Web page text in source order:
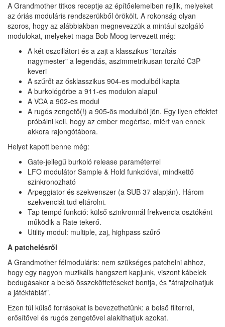
A Grandmother titkos receptje az építőelemeiben rejlik, melyeket
az óriás moduláris rendszerükből örökölt. A rokonság olyan
szoros, hogy az alábbiakban megnevezzük a mintául szolgáló
modulokat, melyeket maga Bob Moog tervezett még:
A két oszcillátort és a zajt a klasszikus "torzítás
nagymester" a legendás, aszimmetrikusan torzító C3P
keveri
A szűrőt az ősklasszikus 904-es modulból kapta
A burkológörbe a 911-es modulon alapul
A VCA a 902-es modul
A rugós zengető(!) a 905-ös modulból jön. Egy ilyen effektet
próbálni kell, hogy az ember megértse, miért van ennek
akkora rajongótábora.
Helyet kapott benne még:
Gate-jellegű burkoló release paraméterrel
LFO modulátor Sample & Hold funkcióval, mindkettő
szinkronozható
Arpeggiator és szekvenszer (a SUB 37 alapján). Három
szekvenciát tud eltárolni.
Tap tempó funkció: külső szinkronnál frekvencia osztóként
működik a Rate tekerő.
Utility modul: multiple, zaj, highpass szűrő
A patchelésről
A Grandmother félmoduláris: nem szükséges patchelni ahhoz,
hogy egy nagyon muzikális hangszert kapjunk, viszont kábelek
bedugásakor a belső összeköttetéseket bontja, és "átrajzolhatjuk
a játéktáblát".
Ezen túl külső forrásokat is bevezethetünk: a belső filterrel,
erősítővel és rugós zengetővel alakíthatjuk azokat.